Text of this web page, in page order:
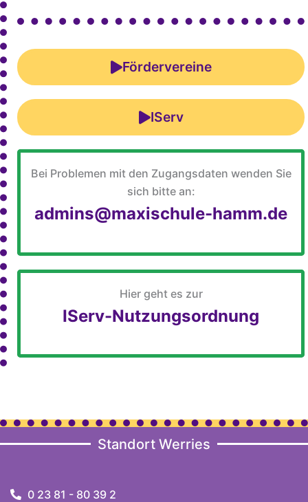
Fördervereine
IServ
Bei Problemen mit den Zugangsdaten wenden Sie
sich bitte an:
admins@maxischule-hamm.de
Hier geht es zur
IServ-Nutzungsordnung
Standort Werries
0 23 81 - 80 39 2